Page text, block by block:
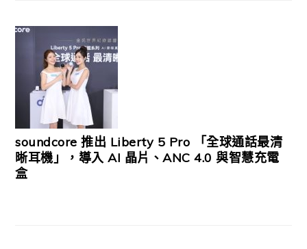
soundcore 推出 Liberty 5 Pro 「全球通話最清
晰耳機」，導入 AI 晶片、ANC 4.0 與智慧充電
盒